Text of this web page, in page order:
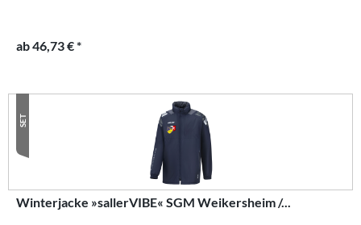
ab 46,73 € *
SET
Winterjacke »sallerVIBE« SGM Weikersheim /...